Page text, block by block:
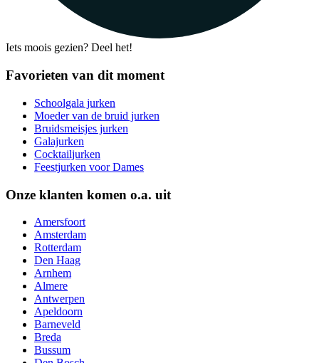
Iets moois gezien? Deel het!
Favorieten van dit moment
Schoolgala jurken
Moeder van de bruid jurken
Bruidsmeisjes jurken
Galajurken
Cocktailjurken
Feestjurken voor Dames
Onze klanten komen o.a. uit
Amersfoort
Amsterdam
Rotterdam
Den Haag
Arnhem
Almere
Antwerpen
Apeldoorn
Barneveld
Breda
Bussum